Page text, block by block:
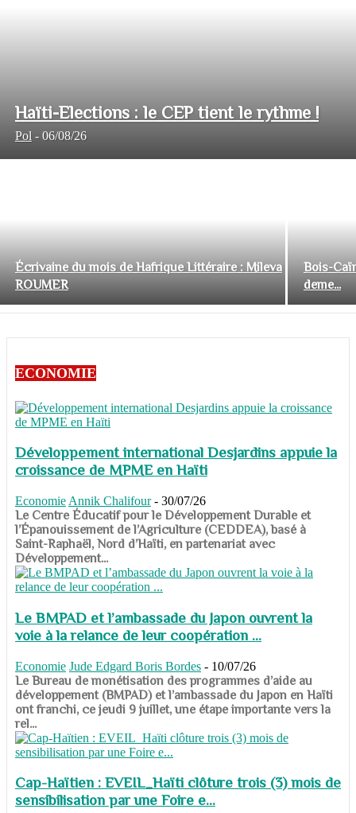
Haïti-Elections : le CEP tient le rythme !
Pol - 06/08/26
Écrivaine du mois de Hafrique Littéraire : Mileva
ROUMER
Bois-
deme...
ECONOMIE
Développement international Desjardins appuie la
croissance de MPME en Haïti
Economie Annik Chalifour - 30/07/26
​​​​​​​Le Centre Éducatif pour le Développement Durable et
l’Épanouissement de l’Agriculture (CEDDEA), basé à
Saint-Raphaël, Nord d’Haïti, en partenariat avec
Développement...
Le BMPAD et l’ambassade du Japon ouvrent la
voie à la relance de leur coopération ...
Economie Jude Edgard Boris Bordes - 10/07/26
​​​​​​​Le Bureau de monétisation des programmes d’aide au
développement (BMPAD) et l’ambassade du Japon en Haïti
ont franchi, ce jeudi 9 juillet, une étape importante vers la
rel...
Cap-Haïtien : EVEIL_Haïti clôture trois (3) mois de
sensibilisation par une Foire e...